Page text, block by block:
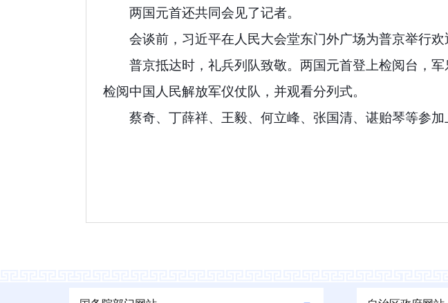
两国元首还共同会见了记者。
会谈前，习近平在人民大会堂东门外广场为普京举行欢
普京抵达时，礼兵列队致敬。两国元首登上检阅台，
检阅中国人民解放军仪仗队，并观看分列式。
蔡奇、丁薛祥、王毅、何立峰、张国清、谌贻琴等参加